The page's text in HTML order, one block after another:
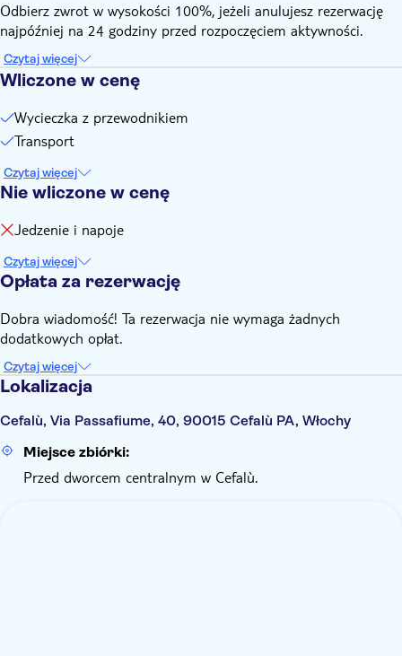
Odbierz zwrot w wysokości 100%, jeżeli anulujesz rezerwację
najpóźniej na 24 godziny przed rozpoczęciem aktywności.
Czytaj więcej
Wliczone w cenę
Wycieczka z przewodnikiem
Transport
Czytaj więcej
Nie wliczone w cenę
Jedzenie i napoje
Czytaj więcej
Opłata za rezerwację
Dobra wiadomość! Ta rezerwacja nie wymaga żadnych
dodatkowych opłat.
Czytaj więcej
Lokalizacja
Cefalù, Via Passafiume, 40, 90015 Cefalù PA, Włochy
Miejsce zbiórki:
Przed dworcem centralnym w Cefalù.